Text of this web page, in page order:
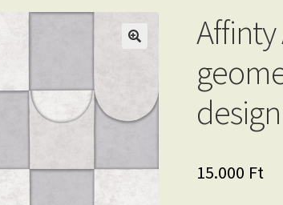
Affinty
15.000 Ft